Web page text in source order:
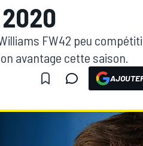
2020
FW42 peu
avantage cette saison.